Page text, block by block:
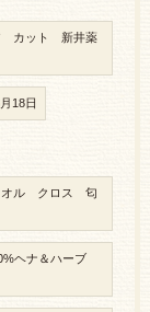
カット 新井薬
18日
ル クロス 匂
ヘナ＆ハーブ